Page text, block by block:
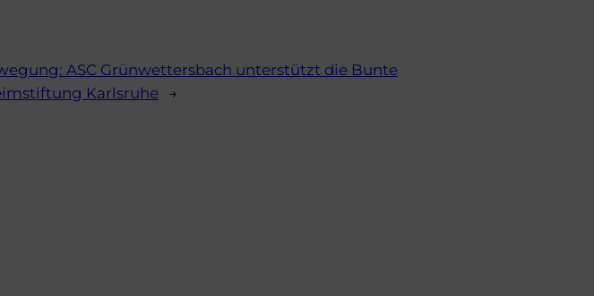
ASC Grünwettersbach unterstützt die Bunte
Karlsruhe →